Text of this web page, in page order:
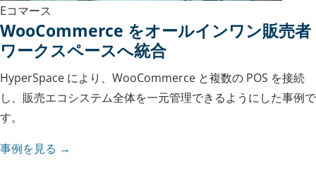
Eコマース
WooCommerce をオールインワン販売者
ワークスペースへ統合
HyperSpace により、WooCommerce と複数の POS を接続
し、販売エコシステム全体を一元管理できるようにした事例で
す。
事例を見る →